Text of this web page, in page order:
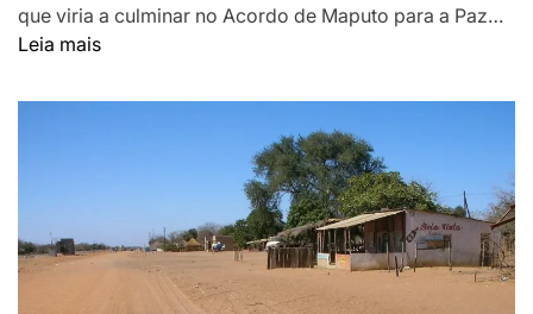
que viria a culminar no Acordo de Maputo para a Paz…
Leia mais:
MONTANHA
DA
PAZ